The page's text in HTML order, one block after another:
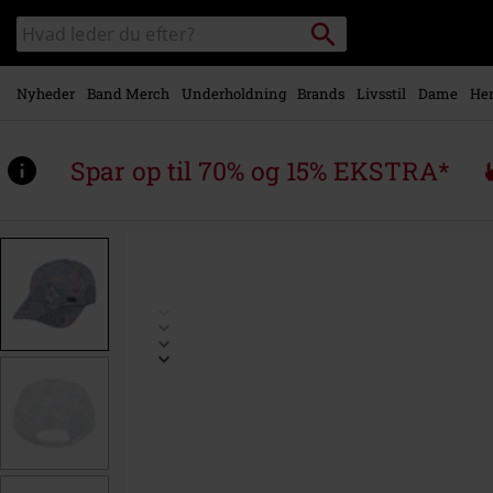
Gå til
hovedindhold
Søg
sortiment
Søg
Nyheder Band Merch Underholdning Brands Livsstil Dame
Spar op til 70% og 15% EKSTRA*
www.emp-
p/waimea/513864St.html